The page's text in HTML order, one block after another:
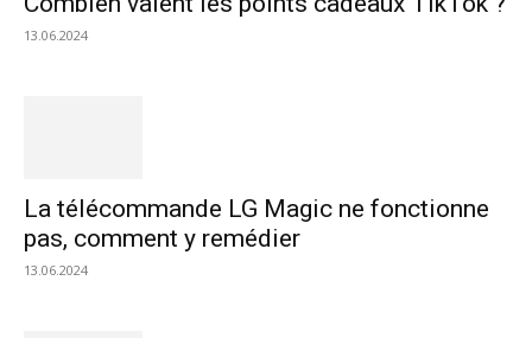
13.06.2024
La télécommande LG Magic ne fonctionne
pas, comment y remédier
13.06.2024